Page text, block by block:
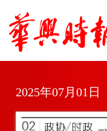
2025年07月01日